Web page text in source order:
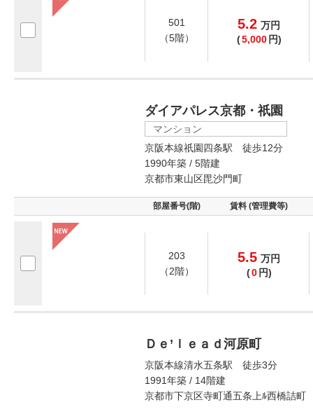
501
（5階）
5.2 万円
(5,000 円)
ダイアパレス京都・祇園
マンション
京阪本線祇園四条駅 徒歩12分
1990年築 / 5階建
京都市東山区毘沙門町
部屋番号(階) 賃料 (管理費等)
203
（2階）
5.5 万円
(0 円)
Ｄｅ’ｌｅａｄ河原町
京阪本線清水五条駅 徒歩3分
1991年築 / 14階建
京都市下京区寺町通五条上ﾙ西橋詰町